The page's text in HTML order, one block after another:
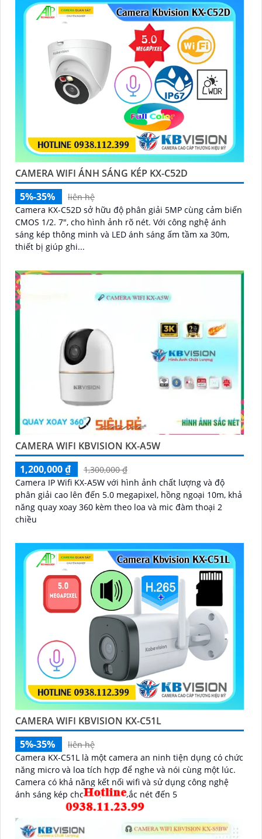
CAMERA WIFI ÁNH SÁNG KÉP KX-C52D
5%-35%
liên hệ
Camera KX-C52D sở hữu độ phân giải 5MP cùng cảm biến
CMOS 1/2. 7", cho hình ảnh rõ nét. Với công nghệ ánh
sáng kép thông minh và LED ánh sáng ấm tầm xa 30m,
thiết bị giúp ghi...
CAMERA WIFI KBVISION KX-A5W
1,200,000 ₫
1,300,000 ₫
Camera IP Wifi KX-A5W với hình ảnh chất lượng và độ
phân giải cao lên đến 5.0 megapixel, hồng ngoại 10m, khả
năng quay xoay 360 kèm theo loa và mic đàm thoại 2
chiều
CAMERA WIFI KBVISION KX-C51L
5%-35%
liên hệ
Camera KX-C51L là một camera an ninh tiện dụng có chức
năng micro và loa tích hợp để nghe và nói cùng một lúc.
Camera có khả năng kết nối wifi và sử dụng công nghệ
ánh sáng kép cho hình ảnh sắc nét đến 5